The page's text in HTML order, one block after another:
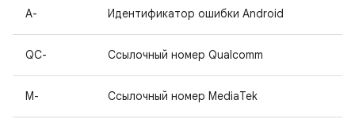
A- Идентификатор ошибки Android
QC- Ссылочный номер Qualcomm
M- Ссылочный номер MediaTek